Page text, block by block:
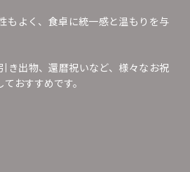
もよく、食卓に統一感と温もりを与
き出物、還暦祝いなど、様々なお祝
おすすめです。